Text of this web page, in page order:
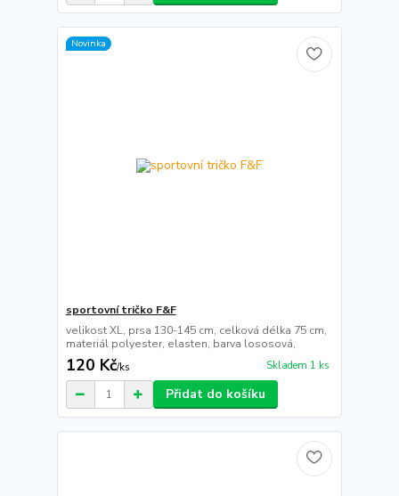
Novinka
sportovní tričko F&F
velikost XL, prsa 130-145 cm, celková délka 75 cm,
materiál polyester, elasten, barva lososová,
120 Kč/ks Skladem 1 ks
Přidat do košíku